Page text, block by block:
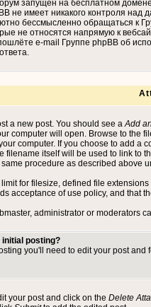
запущен на бесплатном
не имеет никакого контроля
бессмысленно обращаться к
не относятся напрямую к
e-mail Группе phpBB об
a new post. You should see aAdd
computer will open. Browse to the
computer. If you choose to add a
filename itself will be used to link to
procedure as described above
for filesize, defined file
acceptance of use policy, and that
administrator or moderators
initial posting?
you'll need to edit your post
your post and click on the Delete